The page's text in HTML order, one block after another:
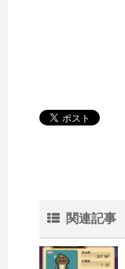
関連記事